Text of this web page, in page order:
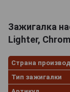
Зажигалка
Lighter,
Страна
Тип зажигалки